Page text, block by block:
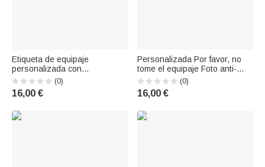
Etiqueta de equipaje
personalizada con
monograma de sombra de
colores y nombre Uso diario
Viajes Graduación
graduados Familia Amantes
(0)
16,00 €
Personalizada Por favor, no
tome el equipaje Foto anti-
pérdida de peso ligero
etiqueta de equipaje de uso
diario regalo de cumpleaños
(0)
16,00 €